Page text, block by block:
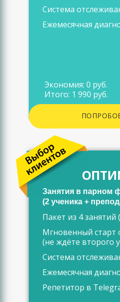
Система
Ежемесячная
Экономия: 0 руб.
Итого: 1 990 руб.
Занятия в парном
(2 ученика +
Пакет из 4 занятий
Мгновенный старт
(не ждёте второго
Система
Ежемесячная
Репетитор в